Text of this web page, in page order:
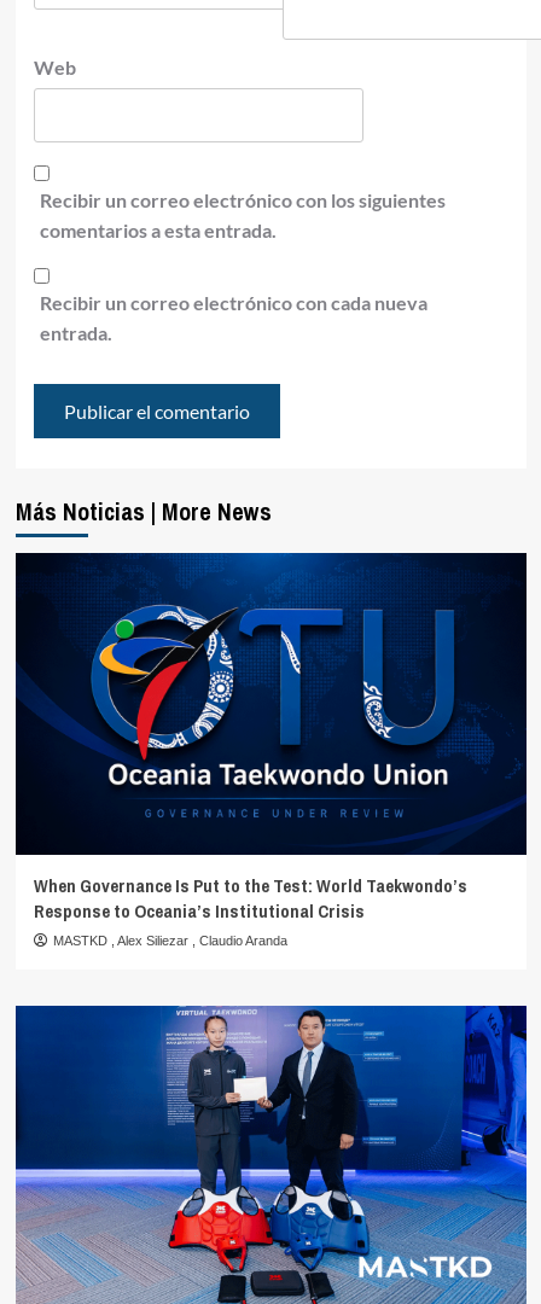
Web
Recibir un correo electrónico con los siguientes
comentarios a esta entrada.
Recibir un correo electrónico con cada nueva
entrada.
Más Noticias | More News
When Governance Is Put to the Test: World Taekwondo’s
Response to Oceania’s Institutional Crisis
MASTKD Alex Siliezar Claudio Aranda